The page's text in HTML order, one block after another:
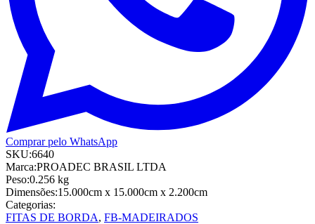
Comprar pelo WhatsApp
SKU:6640
Marca:PROADEC BRASIL LTDA
Peso:0.256 kg
Dimensões:15.000cm x 15.000cm x 2.200cm
Categorias:
FITAS DE BORDA, FB-MADEIRADOS